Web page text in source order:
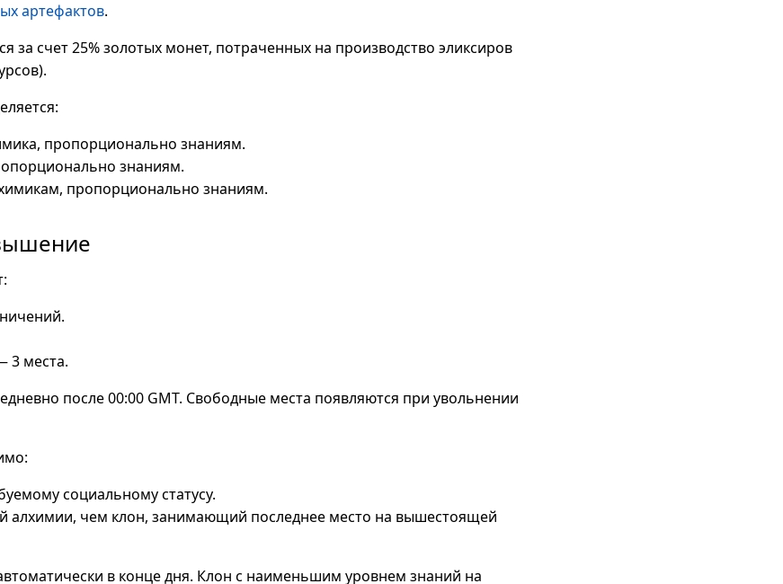
артефактов.
за счет 25% золотых монет, потраченных на производство эликсиров
пропорционально знаниям.
знаниям.
пропорционально знаниям.
3 места.
после 00:00 GMT. Свободные места появляются при увольнении
социальному статусу.
алхимии, чем клон, занимающий последнее место на вышестоящей
в конце дня. Клон с наименьшим уровнем знаний на